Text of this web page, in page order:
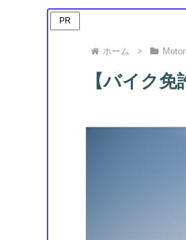
PR
ホーム
【バイク